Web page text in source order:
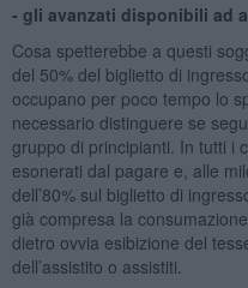
- gli avanzati disponibili ad
Cosa spetterebbe a questi
del 50% del biglietto di
occupano per poco tempo lo
necessario distinguere se
gruppo di principianti. In tutti i
esonerati dal pagare e, alle
dell’80% sul biglietto di
già compresa la
dietro ovvia esibizione del
dell’assistito o assistiti.